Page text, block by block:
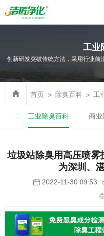
工业
创新研发突破传统方法，采用行业前
首页 除臭百科 工
工业除臭百科 商业
垃圾站除臭用高压喷雾
为深圳、
2022-11-30 09:53